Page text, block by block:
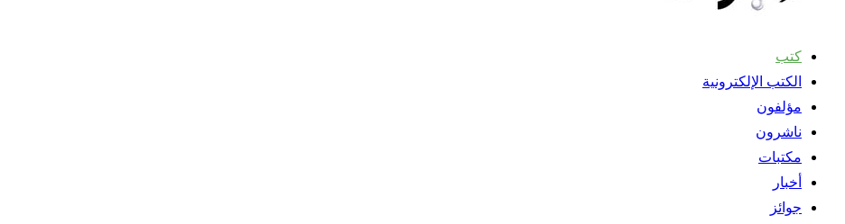
كتب
الكتب الإلكترونية
مؤلفون
ناشرون
مكتبات
أخبار
جوائز